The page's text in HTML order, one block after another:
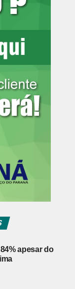
relacionados à
e ao combate
deferido, o
de Políticas de
para
à promoção
apesar do